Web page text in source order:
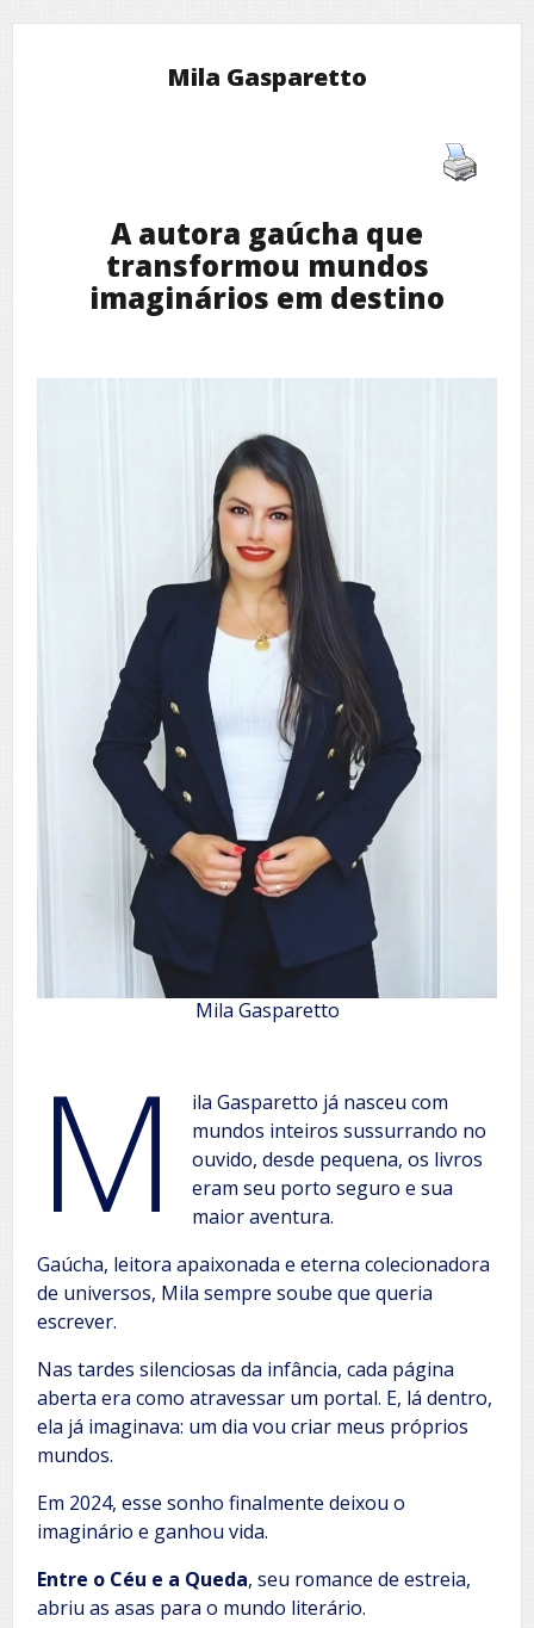
Mila Gasparetto
A autora gaúcha que
transformou mundos
imaginários em destino
Mila Gasparetto
M
ila Gasparetto já nasceu com
mundos inteiros sussurrando no
ouvido, desde pequena, os livros
eram seu porto seguro e sua
maior aventura.
Gaúcha, leitora apaixonada e eterna colecionadora
de universos, Mila sempre soube que queria
escrever.
Nas tardes silenciosas da infância, cada página
aberta era como atravessar um portal. E, lá dentro,
ela já imaginava: um dia vou criar meus próprios
mundos.
Em 2024, esse sonho finalmente deixou o
imaginário e ganhou vida.
Entre o Céu e a Queda, seu romance de estreia,
abriu as asas para o mundo literário.